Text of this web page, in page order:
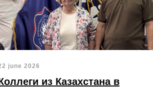
june 2026
из Казахстана в